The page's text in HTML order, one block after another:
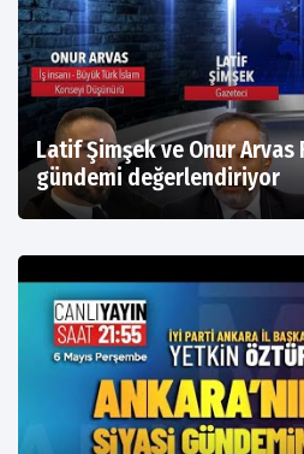
Latif Şimşek ve Onur
gündemi değerlendiriyor